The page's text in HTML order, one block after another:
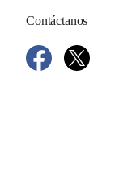
Contáctanos